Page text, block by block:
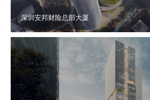
深圳安邦财险总部大厦